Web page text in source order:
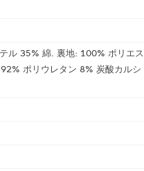
ル 35% 綿. 裏地: 100% ポリエス
ポリウレタン 8% 炭酸カルシ